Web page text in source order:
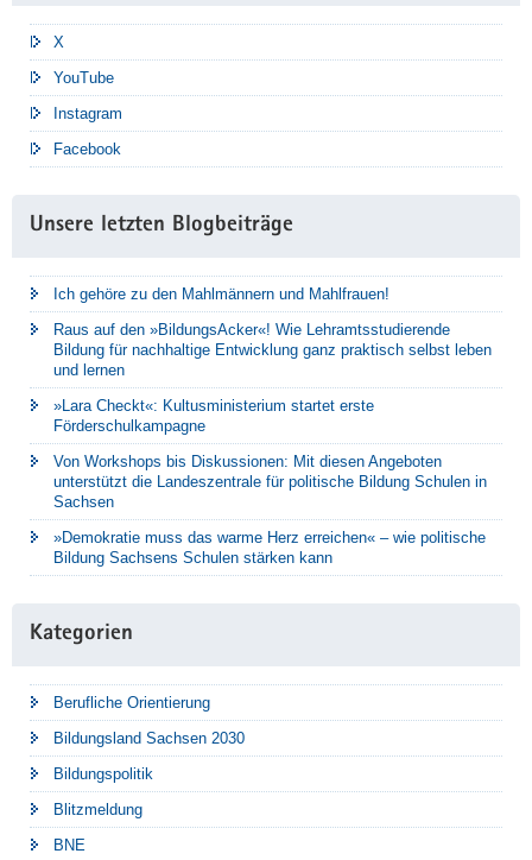
X
YouTube
Instagram
Facebook
Unsere letzten Blogbeiträge
Ich gehöre zu den Mahlmännern und Mahlfrauen!
Raus auf den »BildungsAcker«! Wie Lehramtsstudierende
Bildung für nachhaltige Entwicklung ganz praktisch selbst leben
und lernen
»Lara Checkt«: Kultusministerium startet erste
Förderschulkampagne
Von Workshops bis Diskussionen: Mit diesen Angeboten
unterstützt die Landeszentrale für politische Bildung Schulen in
Sachsen
»Demokratie muss das warme Herz erreichen« – wie politische
Bildung Sachsens Schulen stärken kann
Kategorien
Berufliche Orientierung
Bildungsland Sachsen 2030
Bildungspolitik
Blitzmeldung
BNE